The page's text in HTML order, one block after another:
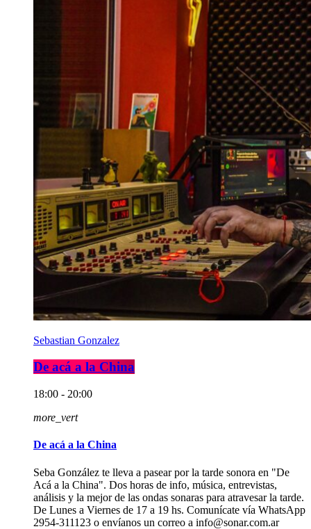
Sebastian Gonzalez
De acá a la China
18:00 - 20:00
more_vert
De acá a la China
Seba González te lleva a pasear por la tarde sonora en "De
Acá a la China". Dos horas de info, música, entrevistas,
análisis y la mejor de las ondas sonaras para atravesar la tarde.
De Lunes a Viernes de 17 a 19 hs. Comunícate vía WhatsApp
2954-311123 o envíanos un correo a info@sonar.com.ar